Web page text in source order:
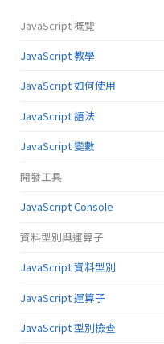
JavaScript 概覽
JavaScript 教學
JavaScript 如何使用
JavaScript 語法
JavaScript 變數
開發工具
JavaScript Console
資料型別與運算子
JavaScript 資料型別
JavaScript 運算子
JavaScript 型別檢查